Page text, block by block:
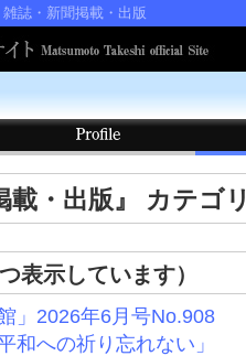
雑誌・新聞掲載・出版
載・出版』 カテゴ
表示しています）
」2026年6月号No.908
和への祈り忘れない」